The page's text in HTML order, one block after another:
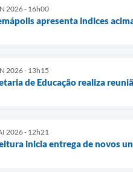
2026 - 16h00
apresenta indices
2026 - 13h15
de Educação realiza
2026 - 12h21
inicia entrega de novos